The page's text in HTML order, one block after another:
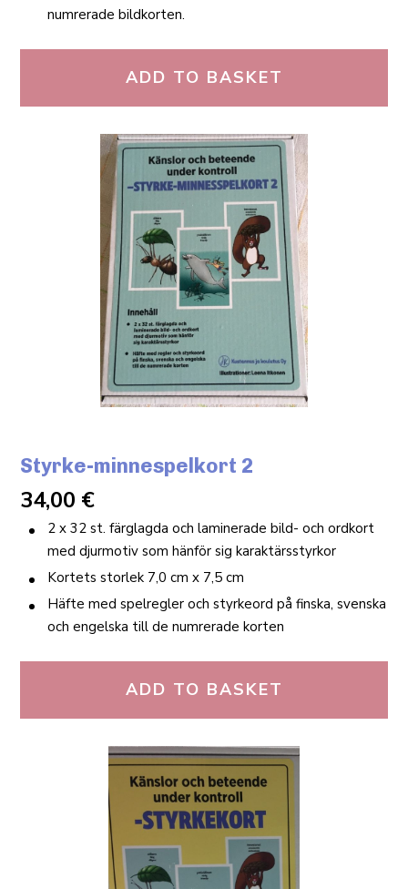
numrerade bildkorten.
ADD TO BASKET
Styrke-minnespelkort 2
34,00 €
2 x 32 st. färglagda och laminerade bild- och ordkort
med djurmotiv som hänför sig karaktärsstyrkor
Kortets storlek 7,0 cm x 7,5 cm
Häfte med spelregler och styrkeord på finska, svenska
och engelska till de numrerade korten
ADD TO BASKET